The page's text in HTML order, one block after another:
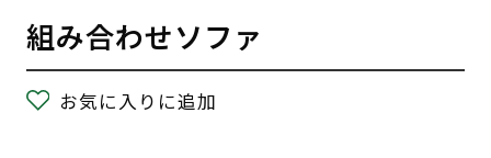
組み合わせソファ
お気に入りに追加